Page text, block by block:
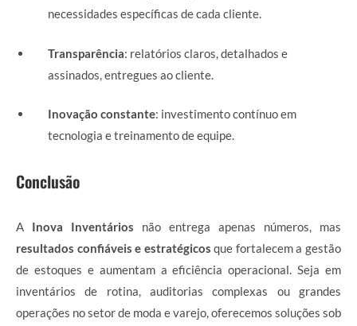
necessidades específicas de cada cliente.
Transparência: relatórios claros, detalhados e
assinados, entregues ao cliente.
Inovação constante: investimento contínuo em
tecnologia e treinamento de equipe.
Conclusão
A Inova Inventários não entrega apenas números, mas
resultados confiáveis e estratégicos que fortalecem a gestão
de estoques e aumentam a eficiência operacional. Seja em
inventários de rotina, auditorias complexas ou grandes
operações no setor de moda e varejo, oferecemos soluções sob